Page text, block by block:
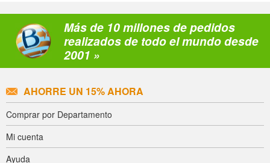
Más de 10 millones de pedidos
realizados de todo el mundo desde
2001 »
AHORRE UN 15% AHORA
Comprar por Departamento
Mi cuenta
Ayuda